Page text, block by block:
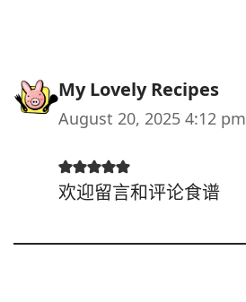
My Lovely Recipes
August 20, 2025 4:12 pm
欢迎留言和评论食谱